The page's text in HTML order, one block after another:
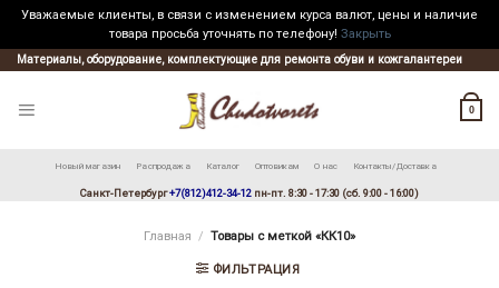
Уважаемые клиенты, в связи с изменением курса валют, цены и наличие
товара просьба уточнять по телефону! Закрыть
Skip
to
Материалы, оборудование, комплектующие для ремонта обуви и кожгалантереи
0
Новый магазин Распродажа Каталог Оптовикам О нас Контакты/Доставка
Санкт-Петербург+7(812)412-34-12 пн-пт. 8:30 - 17:30 (сб. 9:00 - 16:00)
Главная / Товары с меткой «КК10»
ФИЛЬТРАЦИЯ